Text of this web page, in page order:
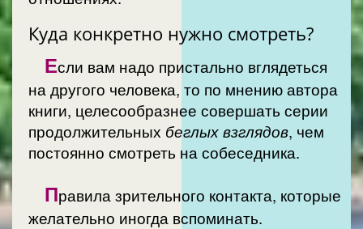
Куда конкретно нужно смотреть?
Если вам надо пристально вглядеться
на другого человека, то по мнению автора
книги, целесообразнее совершать серии
продолжительных беглых взглядов, чем
постоянно смотреть на собеседника.
Правила зрительного контакта, которые
желательно иногда вспоминать.